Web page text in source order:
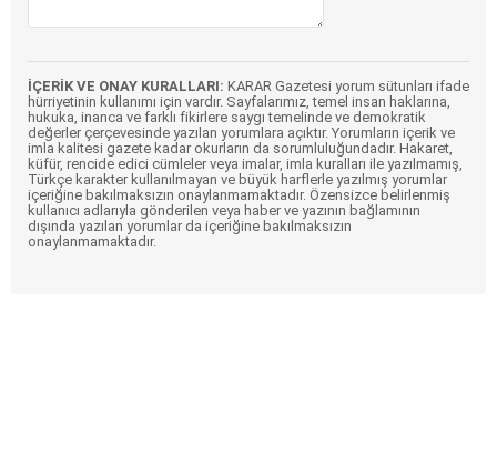
İÇERİK VE ONAY KURALLARI: KARAR Gazetesi yorum sütunları ifade
hürriyetinin kullanımı için vardır. Sayfalarımız, temel insan haklarına,
hukuka, inanca ve farklı fikirlere saygı temelinde ve demokratik
değerler çerçevesinde yazılan yorumlara açıktır. Yorumların içerik ve
imla kalitesi gazete kadar okurların da sorumluluğundadır. Hakaret,
küfür, rencide edici cümleler veya imalar, imla kuralları ile yazılmamış,
Türkçe karakter kullanılmayan ve büyük harflerle yazılmış yorumlar
içeriğine bakılmaksızın onaylanmamaktadır. Özensizce belirlenmiş
kullanıcı adlarıyla gönderilen veya haber ve yazının bağlamının
dışında yazılan yorumlar da içeriğine bakılmaksızın
onaylanmamaktadır.